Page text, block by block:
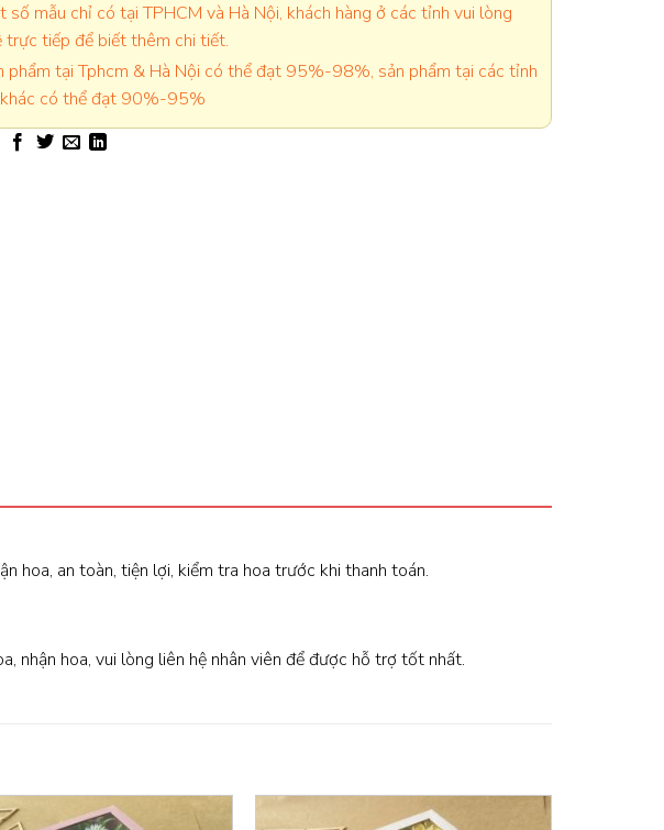
số mẫu chỉ có tại TPHCM và Hà Nội, khách hàng ở các tỉnh vui lòng
trực tiếp để biết thêm chi tiết.
phẩm tại Tphcm & Hà Nội có thể đạt 95%-98%, sản phẩm tại các tỉnh
có thể đạt 90%-95%
hoa, an toàn, tiện lợi, kiểm tra hoa trước khi thanh toán.
nhận hoa, vui lòng liên hệ nhân viên để được hỗ trợ tốt nhất.